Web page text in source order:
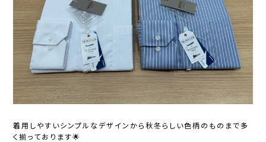
着用しやすいシンプルなデザインから秋冬らしい色柄のものまで多
く揃っております🌟